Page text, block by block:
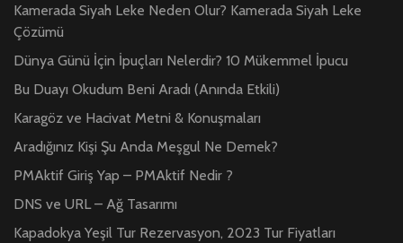
Kamerada Siyah Leke Neden Olur? Kamerada Siyah Leke
Çözümü
Dünya Günü İçin İpuçları Nelerdir? 10 Mükemmel İpucu
Bu Duayı Okudum Beni Aradı (Anında Etkili)
Karagöz ve Hacivat Metni & Konuşmaları
Aradığınız Kişi Şu Anda Meşgul Ne Demek?
PMAktif Giriş Yap – PMAktif Nedir ?
DNS ve URL – Ağ Tasarımı
Kapadokya Yeşil Tur Rezervasyon, 2023 Tur Fiyatları